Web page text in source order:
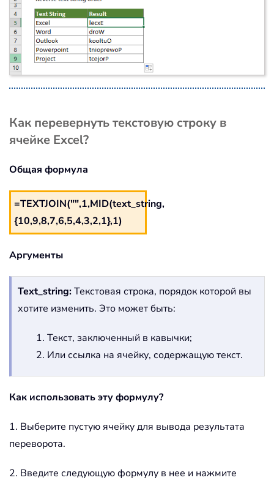
Как перевернуть текстовую строку в
ячейке Excel?
Общая формула
=TEXTJOIN("",1,MID(text_string,
{10,9,8,7,6,5,4,3,2,1},1)
Аргументы
Text_string:Текстовая строка, порядок которой вы
хотите изменить. Это может быть:
1. Текст, заключенный в кавычки;
2. Или ссылка на ячейку, содержащую текст.
Как использовать эту формулу?
1. Выберите пустую ячейку для вывода результата
переворота.
2. Введите следующую формулу в нее и нажмите